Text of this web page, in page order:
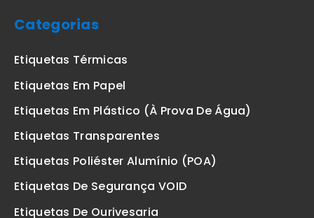
Categorias
Etiquetas Térmicas
Etiquetas Em Papel
Etiquetas Em Plástico (à Prova De Água)
Etiquetas Transparentes
Etiquetas Poliéster Alumínio (POA)
Etiquetas De Segurança VOID
Etiquetas De Ourivesaria